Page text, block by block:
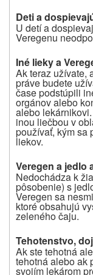
Deti a
U detí a
Veregenu
Iné lieky a
Ak teraz užívate,
práve budete
čase podstúpili
orgánov alebo
alebo
inou liečbou v
používať, kým sa
liekov.
Veregen a jedlo
Nedochádza k
pôsobenie) s
Veregen sa
ktoré obsahujú
zeleného čaju.
Tehotenstvo,
Ak ste tehotná
tehotná alebo ak
svojím lekárom